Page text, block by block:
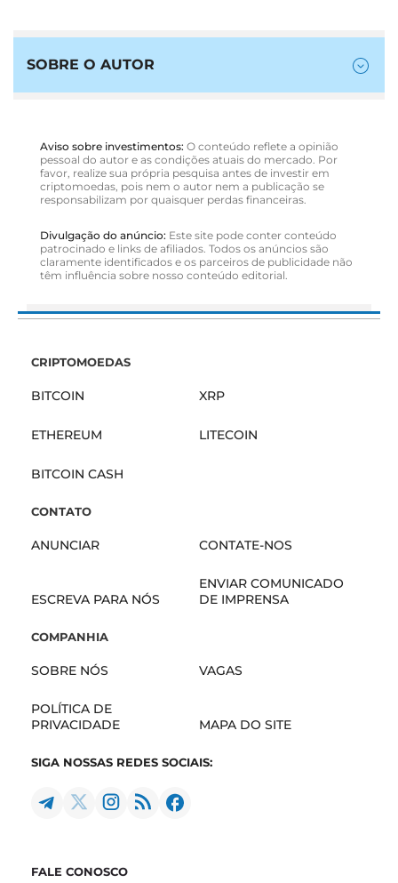
SOBRE O AUTOR
Aviso sobre investimentos: O conteúdo reflete a opinião
pessoal do autor e as condições atuais do mercado. Por
favor, realize sua própria pesquisa antes de investir em
criptomoedas, pois nem o autor nem a publicação se
responsabilizam por quaisquer perdas financeiras.
Divulgação do anúncio: Este site pode conter conteúdo
patrocinado e links de afiliados. Todos os anúncios são
claramente identificados e os parceiros de publicidade não
têm influência sobre nosso conteúdo editorial.
CRIPTOMOEDAS
BITCOIN XRP
ETHEREUM LITECOIN
BITCOIN CASH
CONTATO
ANUNCIAR CONTATE-NOS
ESCREVA PARA NÓS
ENVIAR COMUNICADO
DE IMPRENSA
COMPANHIA
SOBRE NÓS VAGAS
POLÍTICA DE
PRIVACIDADE
MAPA DO SITE
SIGA NOSSAS REDES SOCIAIS:
FALE CONOSCO